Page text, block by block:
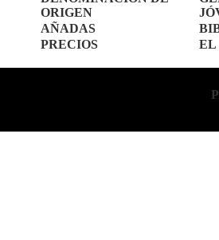
ORIGEN
AÑADAS
PRECIOS
EL